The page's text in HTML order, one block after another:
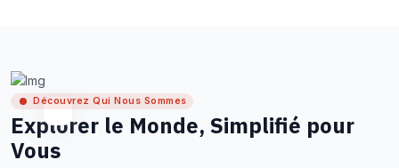
Découvrez Qui Nous Sommes
Explorer le Monde, Simplifié pour
Vous